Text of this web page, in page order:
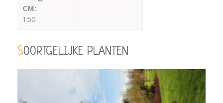
CM:
150
SOORTGELIJKE PLANTEN